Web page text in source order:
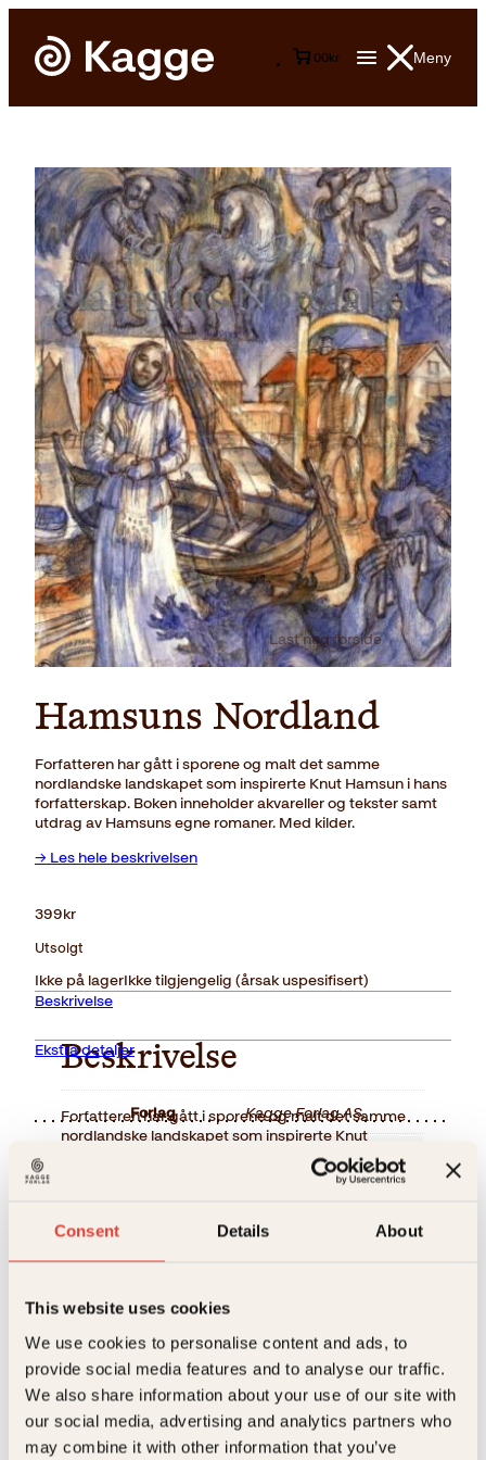
Consent Details About
This website uses cookies
We use cookies to personalise content and ads, to
provide social media features and to analyse our traffic.
We also share information about your use of our site with
our social media, advertising and analytics partners who
may combine it with other information that you’ve
Meny
00kr
Last ned forside
Hamsuns Nordland
Forfatteren har gått i sporene og malt det samme
nordlandske landskapet som inspirerte Knut Hamsun i hans
forfatterskap. Boken inneholder akvareller og tekster samt
utdrag av Hamsuns egne romaner. Med kilder.
→ Les hele beskrivelsen
399kr
Utsolgt
Ikke på lagerIkke tilgjengelig (årsak uspesifisert)
Beskrivelse
Beskrivelse
Forfatteren har gått i sporene og malt det samme
nordlandske landskapet som inspirerte Knut
Hamsun i hans forfatterskap. Boken inneholder
akvareller og tekster samt utdrag av Hamsuns egne
Ekstra detaljer
Forlag Kagge Forlag AS,
9788272013638
Antall sider 138
Litteraturtype Faglitteratur
Relaterte produkter
Nielsen, Olav Viksmo Slettan,
Camillo Løken, Lilli Bendriss